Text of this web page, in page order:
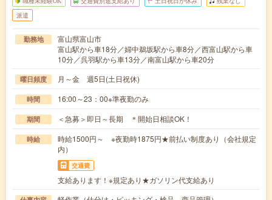
派遣
勤務地
富山県富山市
富山駅から車18分／婦中鵜坂駅から車8分／西富山駅から車
10分／呉羽駅から車13分／南富山駅から車20分
曜日頻度 月～金 週5日(土日祝休)
時間 16:00～23：00※準夜勤のみ
期間 ＜急募＞即日～長期 ＊開始日相談OK！
時給
時給1500円～ ※夜勤時1875円★前払い制度あり（会社規定
内）
交通費
支給あります！※規定あり★ガソリン代支給あり